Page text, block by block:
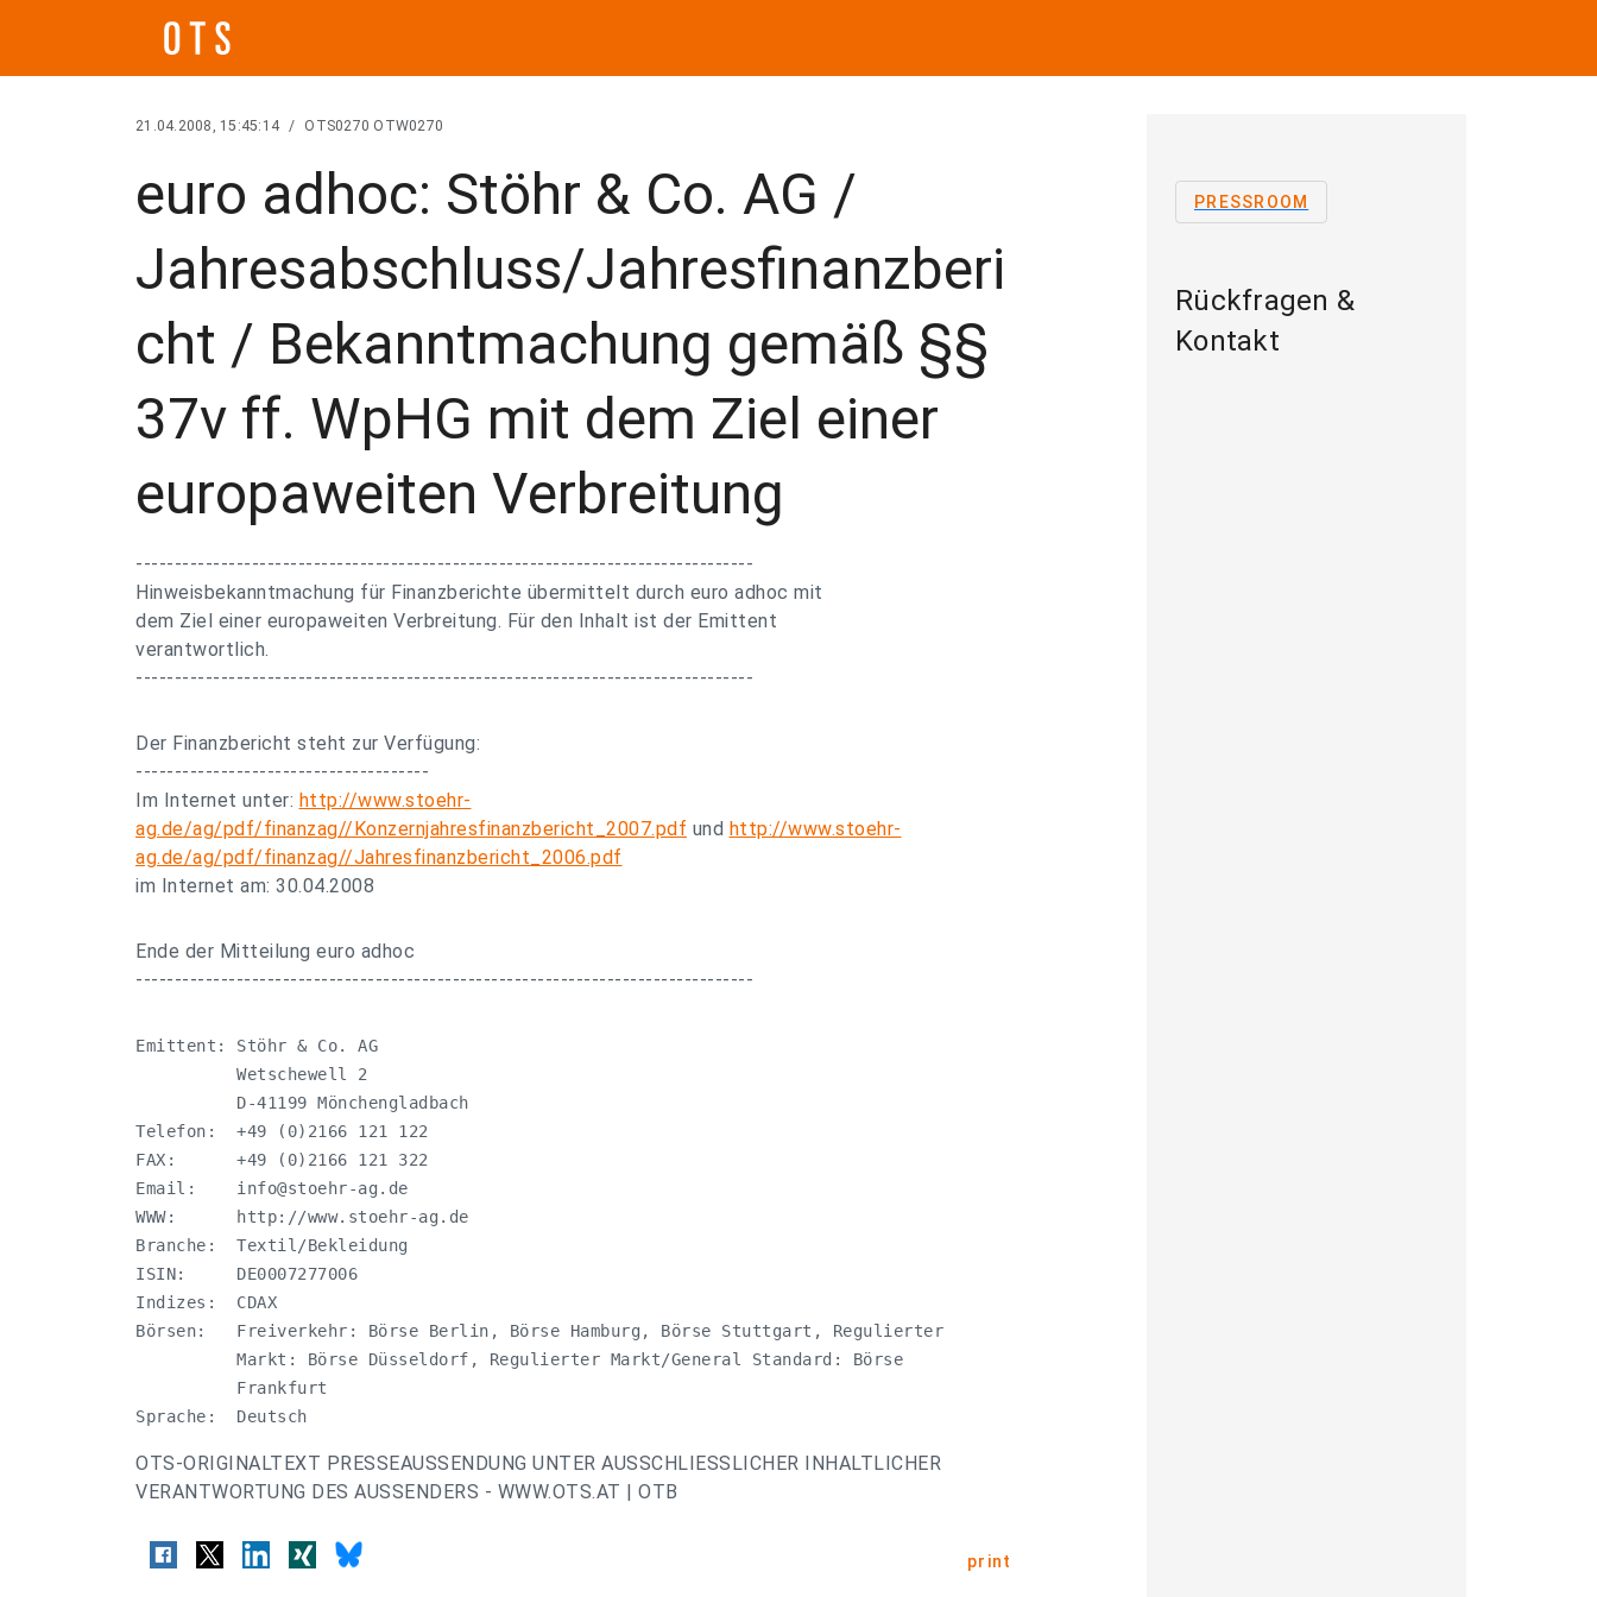
21.04.2008, 15:45:14 / OTS0270 OTW0270
euro adhoc: Stöhr & Co. AG /
Jahresabschluss/Jahresfinanzberi
cht / Bekanntmachung gemäß §§
37v ff. WpHG mit dem Ziel einer
europaweiten Verbreitung
--------------------------------------------------------------------------------
Hinweisbekanntmachung für Finanzberichte übermittelt durch euro adhoc mit
dem Ziel einer europaweiten Verbreitung. Für den Inhalt ist der Emittent
verantwortlich.
--------------------------------------------------------------------------------
Der Finanzbericht steht zur Verfügung:
--------------------------------------
Im Internet unter: http://www.stoehr-
ag.de/ag/pdf/finanzag//Konzernjahresfinanzbericht_2007.pdf und http://www.stoehr-
ag.de/ag/pdf/finanzag//Jahresfinanzbericht_2006.pdf
im Internet am: 30.04.2008
Ende der Mitteilung euro adhoc
--------------------------------------------------------------------------------
Emittent: Stöhr & Co. AG
          Wetschewell 2
          D-41199 Mönchengladbach
Telefon:  +49 (0)2166 121 122
FAX:      +49 (0)2166 121 322
Email: info@stoehr-ag.de
WWW:      http://www.stoehr-ag.de
Branche:  Textil/Bekleidung
ISIN:     DE0007277006
Indizes:  CDAX
Börsen:   Freiverkehr: Börse Berlin, Börse Hamburg, Börse Stuttgart, Regulierter
          Markt: Börse Düsseldorf, Regulierter Markt/General Standard: Börse
          Frankfurt
Sprache:  Deutsch
OTS-ORIGINALTEXT PRESSEAUSSENDUNG UNTER AUSSCHLIESSLICHER INHALTLICHER
VERANTWORTUNG DES AUSSENDERS - WWW.OTS.AT | OTB
print
PRESSROOM
Rückfragen &
Kontakt